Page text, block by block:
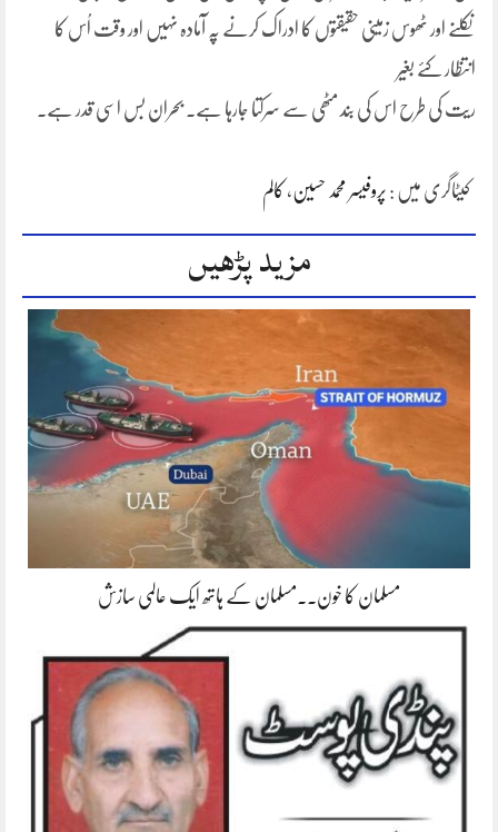
نکلنے اور ٹھوس زمینی حقیقتوں کا ادراک کرنے پہ آمادہ نہیں اور وقت اُس کا
انتظار کئے بغیر
ریت کی طرح اس کی بند مٹھی سے سرکتا جارہا ہے۔ بحران بس اسی قدر ہے۔
کیٹاگری میں : پروفیسر محمد حسین ، کالم
مزید پڑھیں
مسلمان کا خون۔۔مسلمان کے ہاتھ ایک عالمی سازش